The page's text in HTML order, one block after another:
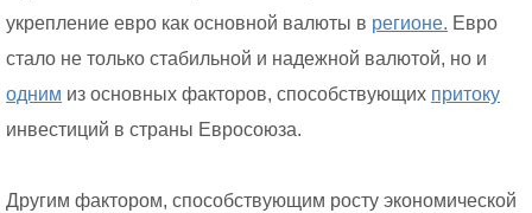
укрепление евро как основной валюты в регионе. Евро
стало не только стабильной и надежной валютой, но и
одним из основных факторов, способствующих притоку
инвестиций в страны Евросоюза.
Другим фактором, способствующим росту экономической